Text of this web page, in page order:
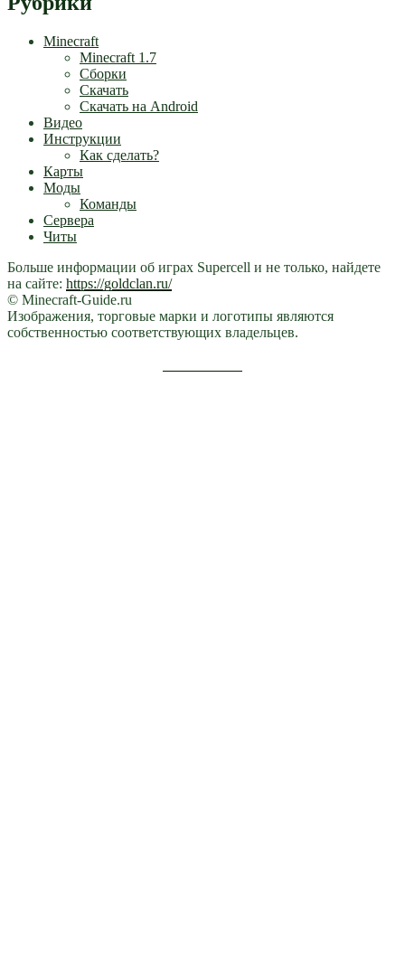
Minecraft
Minecraft 1.7
Сборки
Скачать
Скачать на Android
Видео
Инструкции
Как сделать?
Карты
Моды
Команды
Сервера
Читы
Больше информации об играх Supercell и не только, найдете
на сайте: https://goldclan.ru/
© Minecraft-Guide.ru
Изображения, торговые марки и логотипы являются
собственностью соответствующих владельцев.